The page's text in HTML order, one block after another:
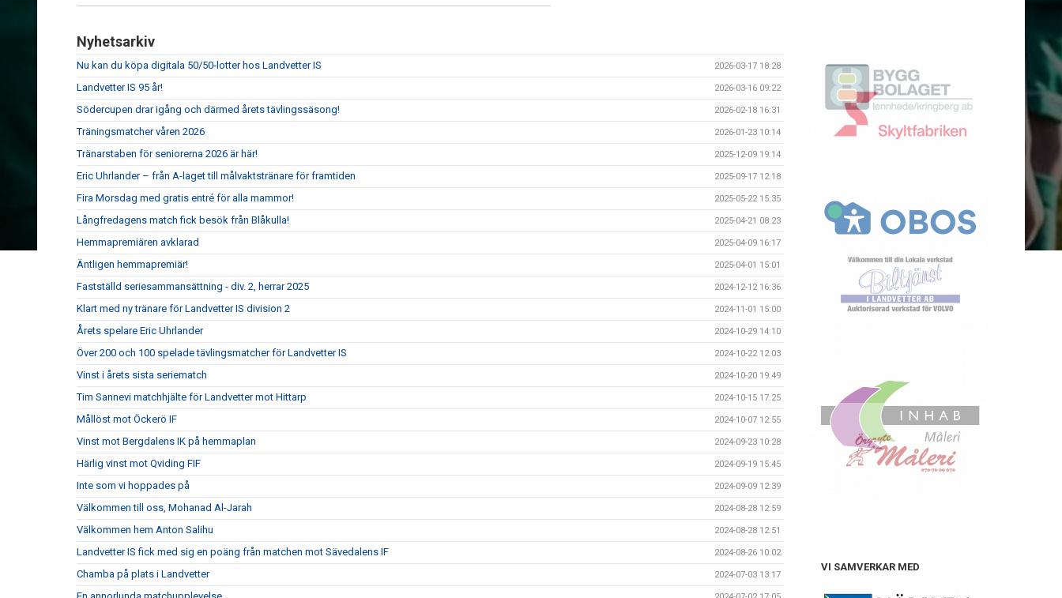
Nyhetsarkiv
Nu kan du köpa digitala 50/50-lotter hos Landvetter IS 2026-03-17 18:28
Landvetter IS 95 år! 2026-03-16 09:22
Södercupen drar igång och därmed årets tävlingssäsong! 2026-02-18 16:31
Träningsmatcher våren 2026 2026-01-23 10:14
Tränarstaben för seniorerna 2026 är här! 2025-12-09 19:14
Eric Uhrlander – från A-laget till målvaktstränare för framtiden 2025-09-17 12:18
Fira Morsdag med gratis entré för alla mammor! 2025-05-22 15:35
Långfredagens match fick besök från Blåkulla! 2025-04-21 08:23
Hemmapremiären avklarad 2025-04-09 16:17
Äntligen hemmapremiär! 2025-04-01 15:01
Fastställd seriesammansättning - div. 2, herrar 2025 2024-12-12 16:36
Klart med ny tränare för Landvetter IS division 2 2024-11-01 15:00
Årets spelare Eric Uhrlander 2024-10-29 14:10
Över 200 och 100 spelade tävlingsmatcher för Landvetter IS 2024-10-22 12:03
Vinst i årets sista seriematch 2024-10-20 19:49
Tim Sannevi matchhjälte för Landvetter mot Hittarp 2024-10-15 17:25
Mållöst mot Öckerö IF 2024-10-07 12:55
Vinst mot Bergdalens IK på hemmaplan 2024-09-23 10:28
Härlig vinst mot Qviding FIF 2024-09-19 15:45
Inte som vi hoppades på 2024-09-09 12:39
Välkommen till oss, Mohanad Al-Jarah 2024-08-28 12:59
Välkommen hem Anton Salihu 2024-08-28 12:51
Landvetter IS fick med sig en poäng från matchen mot Sävedalens IF 2024-08-26 10:02
Chamba på plats i Landvetter 2024-07-03 13:17
VI SAMVERKAR MED